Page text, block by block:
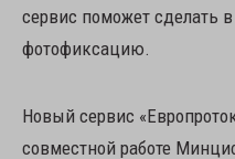
сервис поможет сделать
фотофиксацию.
Новый сервис
совместной работе